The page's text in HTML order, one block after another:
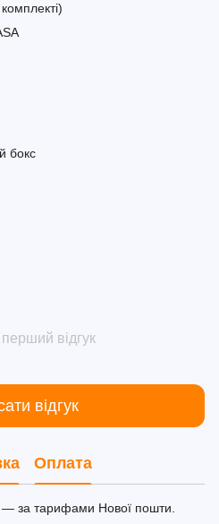
бокс
відгук
відгук
Оплата
за тарифами Нової пошти.